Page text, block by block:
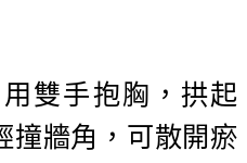
雙手抱胸，拱起
撞牆角，可散開瘀